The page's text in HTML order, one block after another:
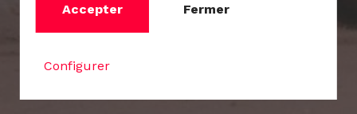
Accepter Fermer
Configurer